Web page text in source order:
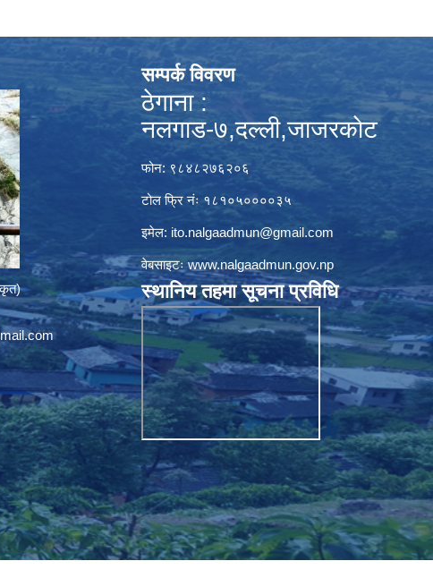
सम्पर्क विवरण
ठेगाना :
नलगाड-७,दल्ली,जाजरकाेट
फोन: ९८४८२७६२०६
टोल फ्रि नंः १८१०५००००३५
इमेल: ito.nalgaadmun@gmail.com
वेबसाइटःwww.nalgaadmun.gov.np
स्थानिय तहमा सूचना प्रविधि